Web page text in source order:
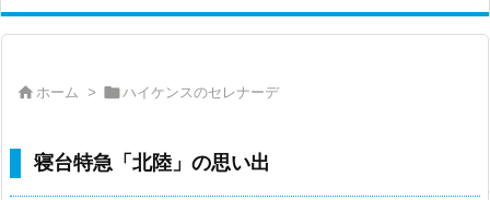

前へ
 ホーム > ハイケンスのセレナーデ
寝台特急「北陸」の思い出